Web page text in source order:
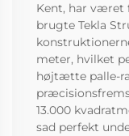
Kent, har været
brugte Tekla
meter, hvilket
højtætte palle-
13.000
sad perfekt